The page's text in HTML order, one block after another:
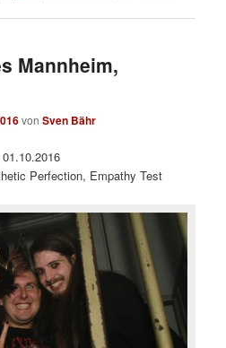
Mannheim,
vonSven Bähr
Perfection, Empathy Test